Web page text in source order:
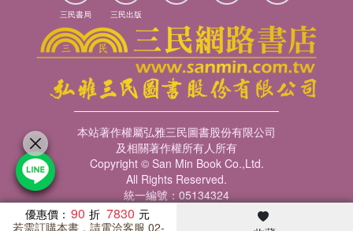
優惠價： 90 7830
若需訂購本書，請電洽客服 02-
三民書局 三民出版
本站著作權屬弘雅三民圖書股份有限公司
及相關著作權所有人所有
Copyright © San Min Book Co.,Ltd.
All Rights Reserved.
統一編號：05134324